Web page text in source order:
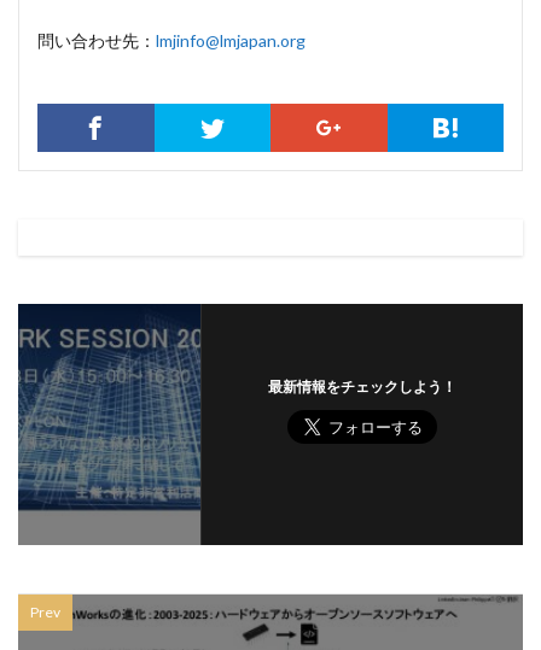
問い合わせ先： lmjinfo@lmjapan.org
最新情報をチェックしよう！
Prev